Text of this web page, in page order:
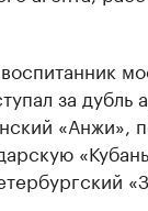
за дубль
«Анжи»,